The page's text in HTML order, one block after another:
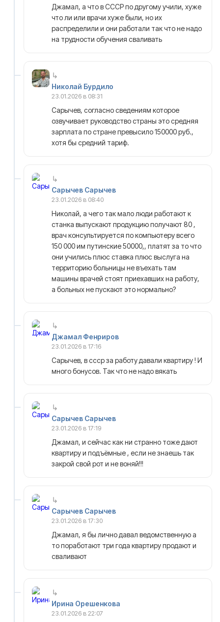
Джамал, а что в СССР по другому учили, хуже
что ли или врачи хуже были, но их
распределили и они работали так что не надо
на трудности обучения сваливать
Николай Бурдило
23.01.2026 в 08:31
Сарычев, согласно сведениям которое
озвучивает руководство страны это средняя
зарплата по стране превысило 150000 руб.,
хотя бы средний тариф.
Сарычев Сарычев
23.01.2026 в 08:40
Николай, а чего так мало люди работают к
станка выпускают продукцию получают 80 ,
врач консультируется по компьютеру всего
150 000 им путинские 50000,, платят за то что
они учились плюс ставка плюс выслуга на
территорию больницы не въехать там
машины врачей стоят приехавших на работу,
а больных не пускают это нормально?
Джамал Фенриров
23.01.2026 в 17:16
Сарычев, в ссср за работу давали квартиру ! И
много бонусов. Так что не надо вякать
Сарычев Сарычев
23.01.2026 в 17:19
Джамал, и сейчас как ни странно тоже дают
квартиру и подъёмные , если не знаешь так
закрой свой рот и не воняй!!!
Сарычев Сарычев
23.01.2026 в 17:30
Джамал, я бы лично давал ведомственную а
то поработают три года квартиру продают и
сваливают
Ирина Орешенкова
23.01.2026 в 22:07